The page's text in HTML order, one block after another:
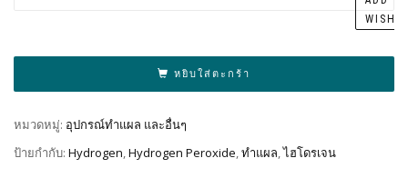
หยิบใส่ตะกร้า
หมวดหมู่: อุปกรณ์ทำแผล และอื่นๆ
ป้ายกำกับ: Hydrogen,Hydrogen Peroxide,ทำแผล,ไฮโดรเจน